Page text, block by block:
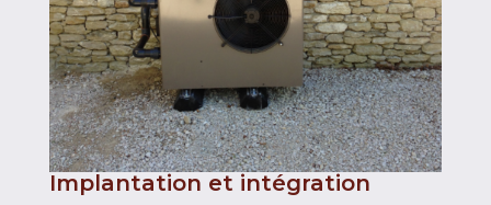
Implantation et intégration